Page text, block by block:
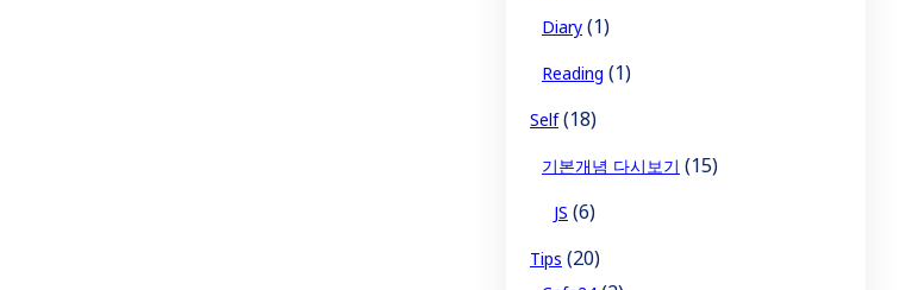
Diary (1)
Reading (1)
Self(18)
기본개념 다시보기 (15)
JS (6)
Tips (20)